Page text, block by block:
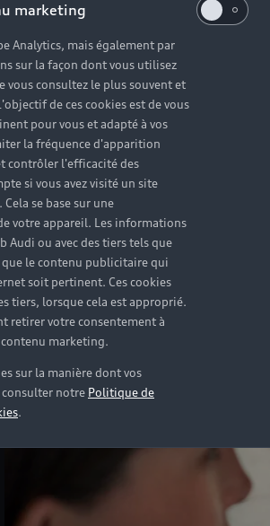
marketing
Analytics, mais également par
sur la façon dont vous utilisez
vous consultez le plus souvent et
de ces cookies est de vous
pour vous et adapté à vos
la fréquence d'apparition
contrôler l'efficacité des
si vous avez visité un site
se base sur une
votre appareil. Les informations
Audi ou avec des tiers tels que
le contenu publicitaire qui
soit pertinent. Ces cookies
tiers, lorsque cela est approprié.
retirer votre consentement à
marketing.
sur la manière dont vos
notre Politique de
.
de votre
simplicité avec Audi